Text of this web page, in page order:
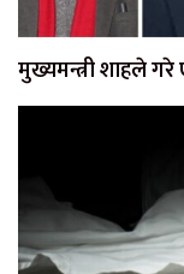
मुख्यमन्त्री शाहले गरे